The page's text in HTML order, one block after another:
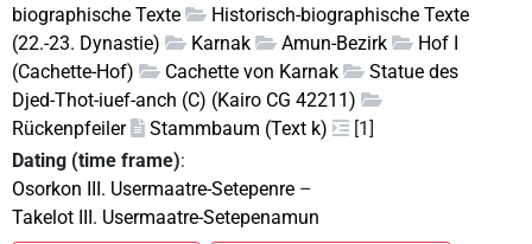
biographische Texte
Historisch-biographische Texte
(22.-23. Dynastie)
Karnak Amun-Bezirk
Hof I
(Cachette-Hof)
Cachette von Karnak
Statue des
Djed-Thot-iuef-anch (C) (Kairo CG 42211)
Rückenpfeiler
Stammbaum (Text k)
[1]
Dating (time frame):
Osorkon III. Usermaatre-Setepenre –
Takelot III. Usermaatre-Setepenamun